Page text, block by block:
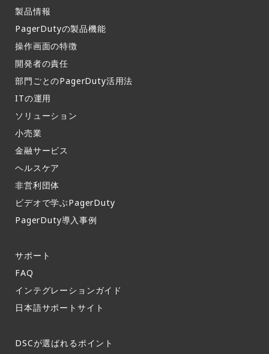
製品情報​
PagerDutyの製品機能​
操作画面の特徴​
開発者の責任
部門ごとのPagerDuty活用法​
ITの運用​
ソリューション
小売業
金融サービス
ヘルスケア
非営利団体
ビデオで学ぶPagerDuty
PagerDuty導入事例​
サポート​
FAQ​
インテグレーションガイド​
日本語サポートサイト​
DSCが選ばれるポイント